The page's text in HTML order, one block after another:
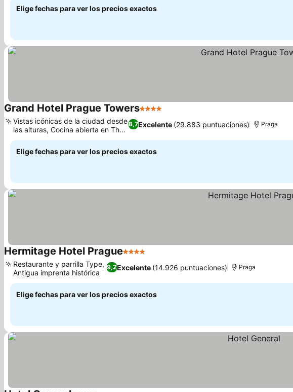
Elige fechas para ver los precios exactos
Grand Hotel Prague Towers4 Estrellas
8,7Excelente (29.883 puntuaciones)
Vistas icónicas de la ciudad desde
las alturas, Cocina abierta en The
Grill
Praga
Elige fechas para ver los precios exactos
Hermitage Hotel Prague4 Estrellas
9,2Excelente (14.926 puntuaciones)
Restaurante y parrilla Type,
Antigua imprenta histórica
Praga
Elige fechas para ver los precios exactos